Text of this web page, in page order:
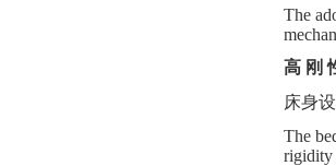
The
高 刚
床身
The
rigidity